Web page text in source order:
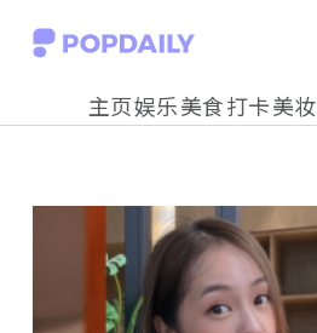
S
o
主页娱乐美食打卡美妆